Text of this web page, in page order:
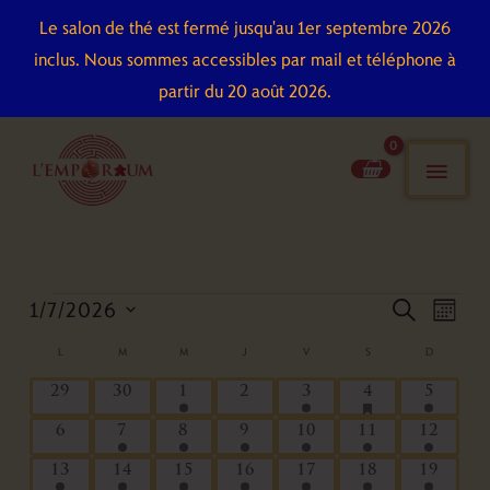
Le salon de thé est fermé jusqu'au 1er septembre 2026
inclus. Nous sommes accessibles par mail et téléphone à
partir du 20 août 2026.
contenu
Évènements
Recherche
vues
Évènements
mois
1/7/2026
date.
Calendrier
de
Évènements
M M J V S D
0
évènements
29
0
évènements
30
1
évènement
0
évènements
2
1
évènement
3
1
évènement
4has
featured
évènements
1
5
0
évènements
6
1
évènement
7
1
évènement
8
1
évènement
9
1
évènement
10
1
évènement
1 12
1 13
2 14
2 15
2 16
2 17
1 18
1 19